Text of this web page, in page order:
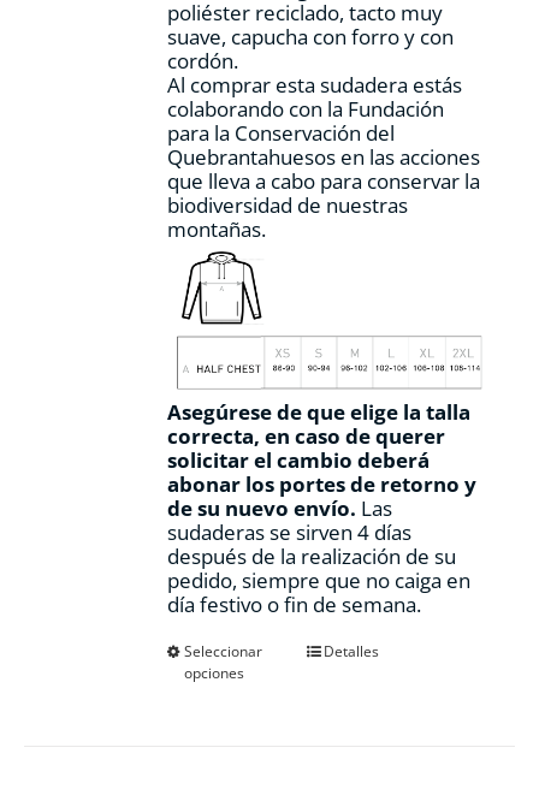
producto
poliéster reciclado, tacto muy
suave, capucha con forro y con
cordón.
Al comprar esta sudadera estás
colaborando con la Fundación
para la Conservación del
Quebrantahuesos en las acciones
que lleva a cabo para conservar la
biodiversidad de nuestras
montañas.
Asegúrese de que elige la talla
correcta, en caso de querer
solicitar el cambio deberá
abonar los portes de retorno y
de su nuevo envío. Las
sudaderas se sirven 4 días
después de la realización de su
pedido, siempre que no caiga en
día festivo o fin de semana.
Seleccionar
opciones
EsteDetalles